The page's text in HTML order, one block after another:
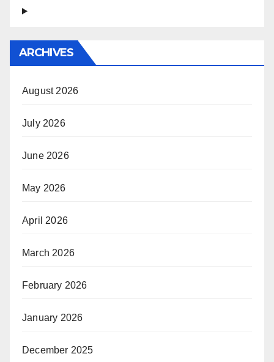
ARCHIVES
August 2026
July 2026
June 2026
May 2026
April 2026
March 2026
February 2026
January 2026
December 2025